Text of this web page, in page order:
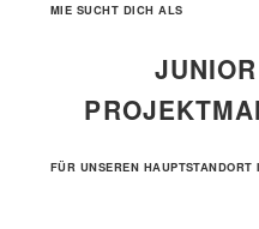
MIE SUCHT DICH ALS
FÜR UNSEREN HAUPTSTANDORT